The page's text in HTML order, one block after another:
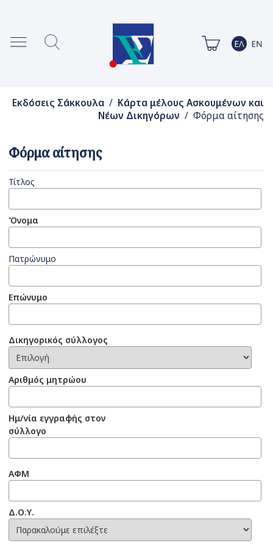
Εκδόσεις Σάκκουλα / Κάρτα μέλους Ασκουμένων και
Νέων Δικηγόρων / Φόρμα αίτησης
Φόρμα αίτησης
Τίτλος
Όνομα
Πατρώνυμο
Επώνυμο
Δικηγορικός σύλλογος
Αριθμός μητρώου
Ημ/νία εγγραφής στον
σύλλογο
ΑΦΜ
Δ.Ο.Υ.